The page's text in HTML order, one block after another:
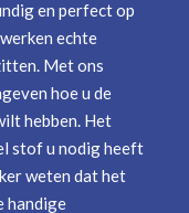
en perfect op
echte
Met ons
hoe u de
hebben. Het
stof u nodig heeft
weten dat het
handige